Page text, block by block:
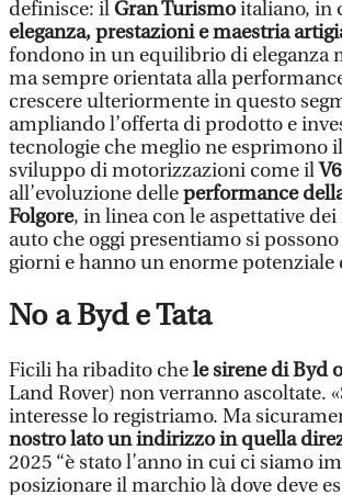
definisce: ilGran Turismoitaliano, in
eleganza, prestazioni e maestria
fondono in un equilibrio di eleganza
ma sempre orientata alla
crescere ulteriormente in questo
ampliando l’offerta di prodotto e
tecnologie che meglio ne esprimono
sviluppo di motorizzazioni come il
all’evoluzione delleperformance
Folgore, in linea con le aspettative
auto che oggi presentiamo si
giorni e hanno un enorme potenziale
No a Byd e Tata
Ficili ha ribadito chele sirene di Byd
Land Rover) non verranno ascoltate.
interesse lo registriamo. Ma
nostro lato un indirizzo in quella
2025 “è stato l’anno in cui ci siamo
posizionare il marchio là dove deve